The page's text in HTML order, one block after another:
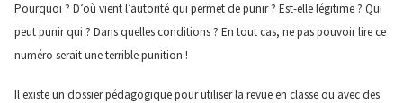
Pourquoi ? D’où vient l’autorité qui permet de punir ? Est-elle légitime ? Qui
peut punir qui ? Dans quelles conditions ? En tout cas, ne pas pouvoir lire ce
numéro serait une terrible punition !
Il existe un dossier pédagogique pour utiliser la revue en classe ou avec des